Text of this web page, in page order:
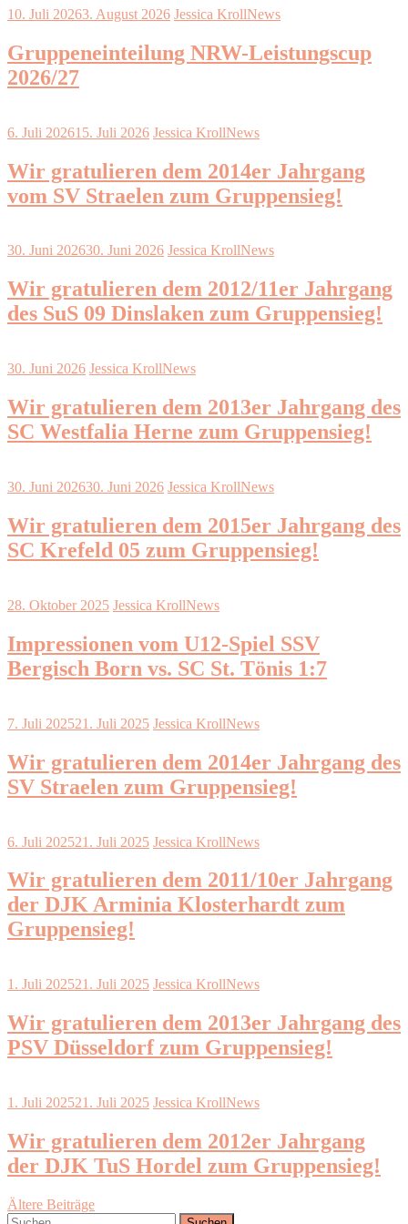
10. Juli 20263. August 2026 Jessica KrollNews
Gruppeneinteilung NRW-Leistungscup
2026/27
6. Juli 202615. Juli 2026 Jessica KrollNews
Wir gratulieren dem 2014er Jahrgang
vom SV Straelen zum Gruppensieg!
30. Juni 202630. Juni 2026 Jessica KrollNews
Wir gratulieren dem 2012/11er Jahrgang
des SuS 09 Dinslaken zum Gruppensieg!
30. Juni 2026 Jessica KrollNews
Wir gratulieren dem 2013er Jahrgang des
SC Westfalia Herne zum Gruppensieg!
30. Juni 202630. Juni 2026 Jessica KrollNews
Wir gratulieren dem 2015er Jahrgang des
SC Krefeld 05 zum Gruppensieg!
28. Oktober 2025 Jessica KrollNews
Impressionen vom U12-Spiel SSV
Bergisch Born vs. SC St. Tönis 1:7
7. Juli 202521. Juli 2025 Jessica KrollNews
Wir gratulieren dem 2014er Jahrgang des
SV Straelen zum Gruppensieg!
6. Juli 202521. Juli 2025 Jessica KrollNews
Wir gratulieren dem 2011/10er Jahrgang
der DJK Arminia Klosterhardt zum
Gruppensieg!
1. Juli 202521. Juli 2025 Jessica KrollNews
Wir gratulieren dem 2013er Jahrgang des
PSV Düsseldorf zum Gruppensieg!
1. Juli 202521. Juli 2025 Jessica KrollNews
Wir gratulieren dem 2012er Jahrgang
der DJK TuS Hordel zum Gruppensieg!
Beitragsnavigation
Ältere Beiträge
Suchen